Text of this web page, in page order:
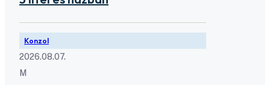
Konzol
2026.08.07.
M